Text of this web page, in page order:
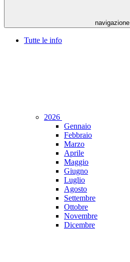
navigazione
Tutte le info
2026
Gennaio
Febbraio
Marzo
Aprile
Maggio
Giugno
Luglio
Agosto
Settembre
Ottobre
Novembre
Dicembre